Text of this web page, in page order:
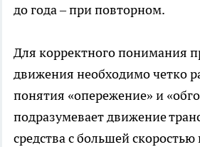
до года – при повторном.
Для корректного понимания
движения необходимо четко
понятия «опережение» и
подразумевает движение
средства с большей скоростью